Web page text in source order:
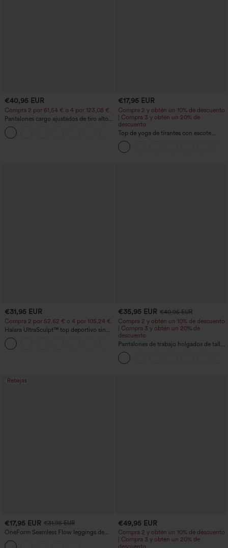
€40,95 EUR
Compra 2 por 61,54 € o 4 por 123,08 €.
Pantalones cargo ajustados de tiro alto
con múltiples bolsillos y cremallera con
botones
+10
€17,95 EUR
Compra 2 y obtén un 10% de descuento
| Compra 3 y obtén un 20% de
descuento
Top de yoga de tirantes con escote
redondo, fruncido y tacto fresco -
UPF50+
€31,95 EUR
Compra 2 por 52,62 € o 4 por 105,24 €.
Halara UltraSculpt™ top deportivo sin
mangas con escote redondo y bajo
curvo
+11
€35,95 EUR €40,95 EUR
Compra 2 y obtén un 10% de descuento
| Compra 3 y obtén un 20% de
descuento
Pantalones de trabajo holgados de talle
medio con bolsillos y pernera estilo
barril
Rebajas
€17,95 EUR €31,95 EUR
OneForm Seamless Flow leggings de
yoga de talle alto con control abdominal
€49,95 EUR
Compra 2 y obtén un 10% de descuento
| Compra 3 y obtén un 20% de